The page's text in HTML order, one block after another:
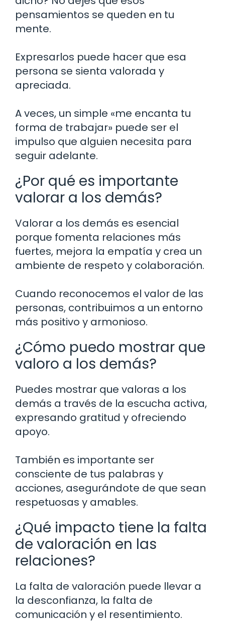
pensamientos se queden en tu
mente.
Expresarlos puede hacer que esa
persona se sienta valorada y
apreciada.
A veces, un simple «me encanta tu
forma de trabajar» puede ser el
impulso que alguien necesita para
seguir adelante.
¿Por qué es importante
valorar a los demás?
Valorar a los demás es esencial
porque fomenta relaciones más
fuertes, mejora la empatía y crea un
ambiente de respeto y colaboración.
Cuando reconocemos el valor de las
personas, contribuimos a un entorno
más positivo y armonioso.
¿Cómo puedo mostrar que
valoro a los demás?
Puedes mostrar que valoras a los
demás a través de la escucha activa,
expresando gratitud y ofreciendo
apoyo.
También es importante ser
consciente de tus palabras y
acciones, asegurándote de que sean
respetuosas y amables.
¿Qué impacto tiene la falta
de valoración en las
relaciones?
La falta de valoración puede llevar a
la desconfianza, la falta de
comunicación y el resentimiento.